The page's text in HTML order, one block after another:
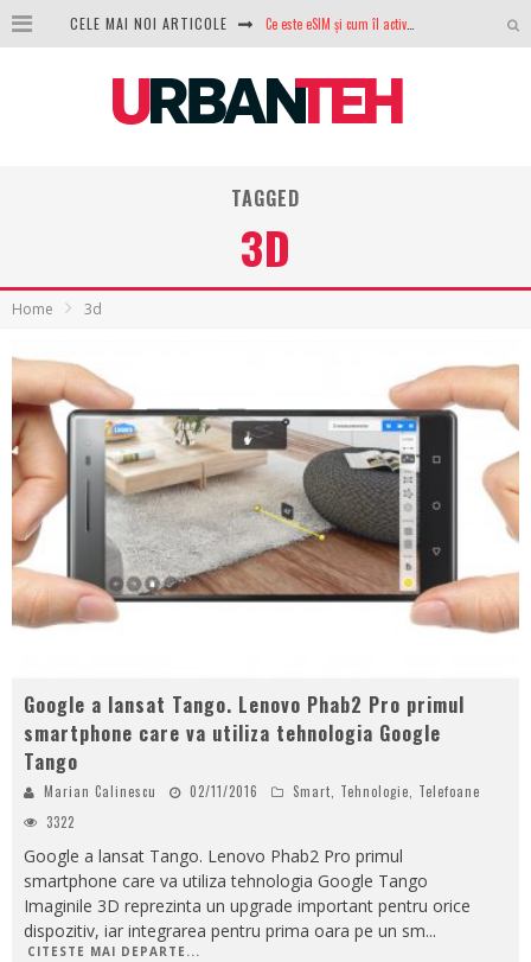
CELE MAI NOI ARTICOLE
TAGGED
3D
Home 3d
Google a lansat Tango. Lenovo Phab2 Pro primul
smartphone care va utiliza tehnologia Google
Tango
Marian Calinescu 02/11/2016 Smart, Tehnologie, Telefoane
3322
Google a lansat Tango. Lenovo Phab2 Pro primul
smartphone care va utiliza tehnologia Google Tango
Imaginile 3D reprezinta un upgrade important pentru orice
dispozitiv, iar integrarea pentru prima oara pe un sm...
CITESTE MAI DEPARTE...